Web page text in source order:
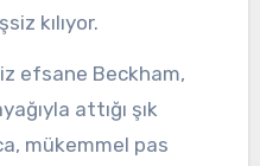
kılıyor.
efsane Beckham,
attığı şık
mükemmel pas